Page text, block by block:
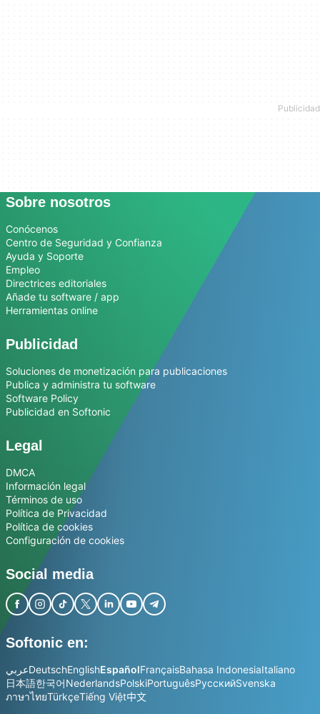
Sobre nosotros
Conócenos
Centro de Seguridad y Confianza
Ayuda y Soporte
Empleo
Directrices editoriales
Añade tu software / app
Herramientas online
Publicidad
Soluciones de monetización para publicaciones
Publica y administra tu software
Software Policy
Publicidad en Softonic
Legal
DMCA
Información legal
Términos de uso
Política de Privacidad
Política de cookies
Configuración de cookies
Social media
Softonic en:
عربيDeutschEnglishEspañolFrançaisBahasa IndonesiaItaliano
日本語한국어NederlandsPolskiPortuguêsРусскийSvenska
ภาษาไทยTürkçeTiếng Việt中文